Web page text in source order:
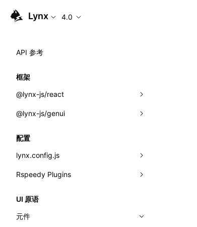
Lynx 4.0
API 参考
框架
@lynx-js/react
内置宏
全局事件
导入属性
类: Component<P, S, SS>
类: MainThreadRef<T>
@lynx-js/genui
classes
FunctionRegistry
配置
lynx.config.js
environments
dev
Rspeedy Plugins
@lynx-js/qrcode-rsbuild-plugin
UI 原语
元件